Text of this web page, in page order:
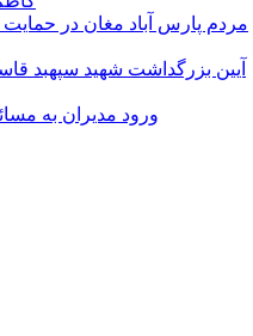
مردم پارس آباد مغان در حمایت
آیین بزرگداشت شهید سپهبد
ورود مدیران به